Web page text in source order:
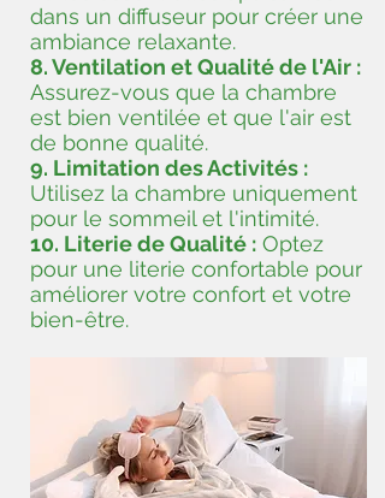
dans un diffuseur pour créer une
ambiance relaxante.
8. Ventilation et Qualité de l'Air :
Assurez-vous que la chambre
est bien ventilée et que l'air est
de bonne qualité.
9. Limitation des Activités :
Utilisez la chambre uniquement
pour le sommeil et l'intimité.
10. Literie de Qualité : Optez
pour une literie confortable pour
améliorer votre confort et votre
bien-être.